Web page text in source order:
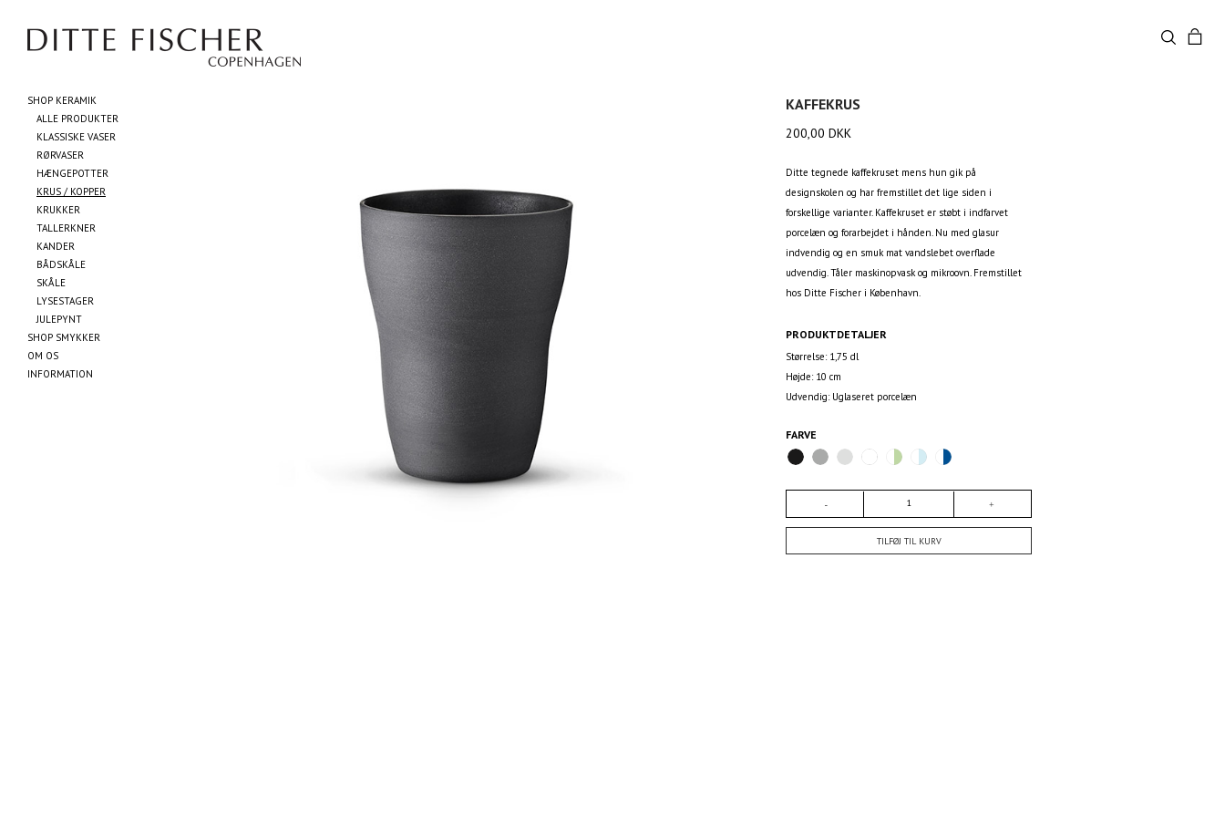
SHOP KERAMIK
ALLE PRODUKTER
KLASSISKE VASER
RØRVASER
HÆNGEPOTTER
KRUS / KOPPER
KRUKKER
TALLERKNER
KANDER
BÅDSKÅLE
SKÅLE
LYSESTAGER
JULEPYNT
SHOP SMYKKER
OM OS
INFORMATION
KAFFEKRUS
200,00 DKK
Ditte tegnede kaffekruset mens hun gik på
designskolen og har fremstillet det lige siden i
forskellige varianter. Kaffekruset er støbt i indfarvet
porcelæn og forarbejdet i hånden. Nu med glasur
indvendig og en smuk mat vandslebet overflade
udvendig. Tåler maskinopvask og mikroovn. Fremstillet
hos Ditte Fischer i København.
PRODUKTDETALJER
Størrelse: 1,75 dl
Højde: 10 cm
Udvendig: Uglaseret porcelæn
FARVE
TILFØJ TIL KURV